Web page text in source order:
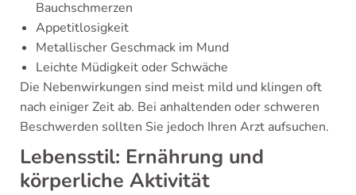
Bauchschmerzen
Appetitlosigkeit
Metallischer Geschmack im Mund
Leichte Müdigkeit oder Schwäche
Die Nebenwirkungen sind meist mild und klingen oft
nach einiger Zeit ab. Bei anhaltenden oder schweren
Beschwerden sollten Sie jedoch Ihren Arzt aufsuchen.
Lebensstil: Ernährung und
körperliche Aktivität